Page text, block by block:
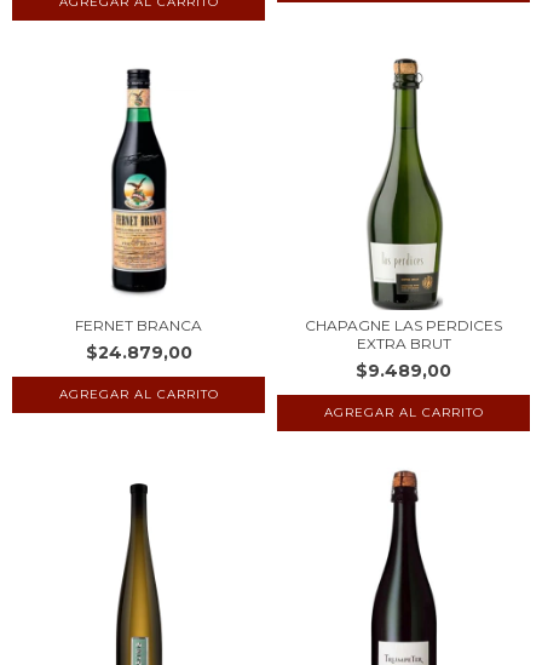
FERNET BRANCA
$24.879,00
AGREGAR AL CARRITO
CHAPAGNE LAS PERDICES
EXTRA BRUT
$9.489,00